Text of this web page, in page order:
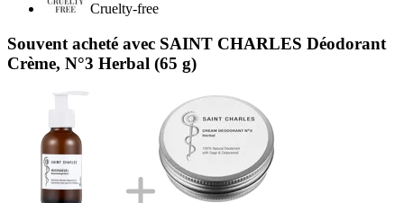
Cruelty-free
Souvent acheté avec SAINT CHARLES Déodorant
Crème, N°3 Herbal (65 g)